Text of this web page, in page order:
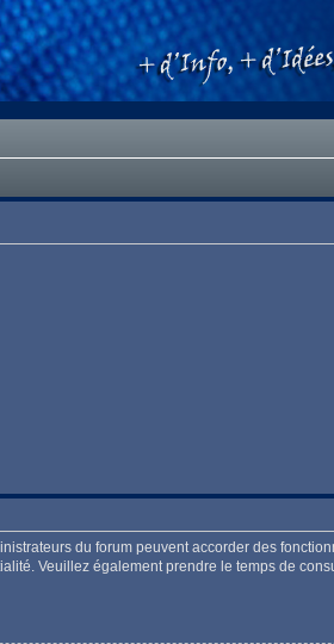
du forum peuvent accorder des
Veuillez également prendre le temps de